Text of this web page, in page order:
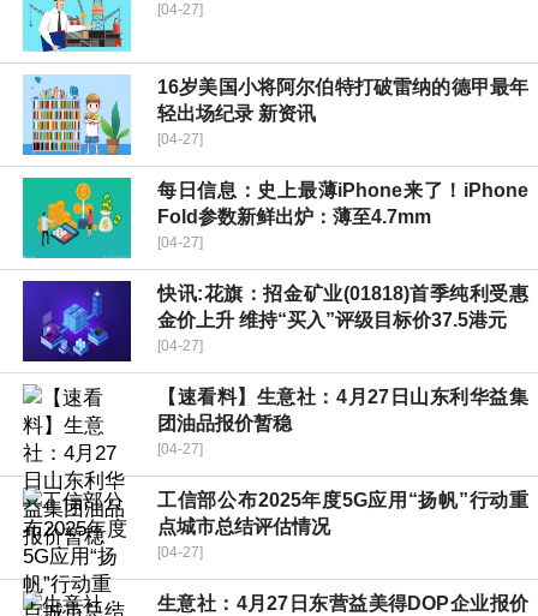
[04-27]
16岁美国小将阿尔伯特打破雷纳的德甲最年
轻出场纪录 新资讯
[04-27]
每日信息：史上最薄iPhone来了！iPhone
Fold参数新鲜出炉：薄至4.7mm
[04-27]
快讯:花旗：招金矿业(01818)首季纯利受惠
金价上升 维持“买入”评级目标价37.5港元
[04-27]
【速看料】生意社：4月27日山东利华益集
团油品报价暂稳
[04-27]
工信部公布2025年度5G应用“扬帆”行动重
点城市总结评估情况
[04-27]
生意社：4月27日东营益美得DOP企业报价